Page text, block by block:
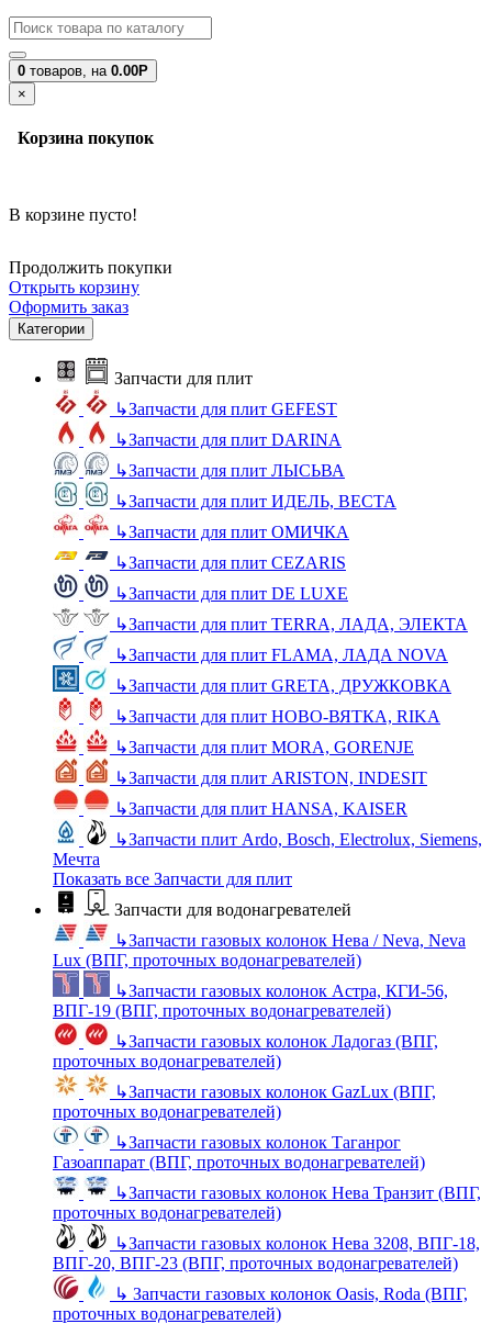
0 товаров, на 0.00Р
×
Корзина покупок
В корзине пусто!
Продолжить покупки
Открыть корзину
Оформить заказ
Категории
Запчасти для плит
↳Запчасти для плит GEFEST
↳Запчасти для плит DARINA
↳Запчасти для плит ЛЫСЬВА
↳Запчасти для плит ИДЕЛЬ, ВЕСТА
↳Запчасти для плит ОМИЧКА
↳Запчасти для плит CEZARIS
↳Запчасти для плит DE LUXE
↳Запчасти для плит TERRA, ЛАДА, ЭЛЕКТА
↳Запчасти для плит FLAMA, ЛАДА NOVA
↳Запчасти для плит GRETA, ДРУЖКОВКА
↳Запчасти для плит НОВО-ВЯТКА, RIKA
↳Запчасти для плит MORA, GORENJE
↳Запчасти для плит ARISTON, INDESIT
↳Запчасти для плит HANSA, KAISER
↳Запчасти плит Ardo, Bosch, Electrolux, Siemens,
Мечта
Показать все Запчасти для плит
Запчасти для водонагревателей
↳Запчасти газовых колонок Нева / Neva, Neva
Lux (ВПГ, проточных водонагревателей)
↳Запчасти газовых колонок Астра, КГИ-56,
ВПГ-19 (ВПГ, проточных водонагревателей)
↳Запчасти газовых колонок Ладогаз (ВПГ,
проточных водонагревателей)
↳Запчасти газовых колонок GazLux (ВПГ,
проточных водонагревателей)
↳Запчасти газовых колонок Таганрог
Газоаппарат (ВПГ, проточных водонагревателей)
↳Запчасти газовых колонок Нева Транзит (ВПГ,
проточных водонагревателей)
↳Запчасти газовых колонок Нева 3208, ВПГ-18,
ВПГ-20, ВПГ-23 (ВПГ, проточных водонагревателей)
↳ Запчасти газовых колонок Oasis, Roda (ВПГ,
проточных водонагревателей)